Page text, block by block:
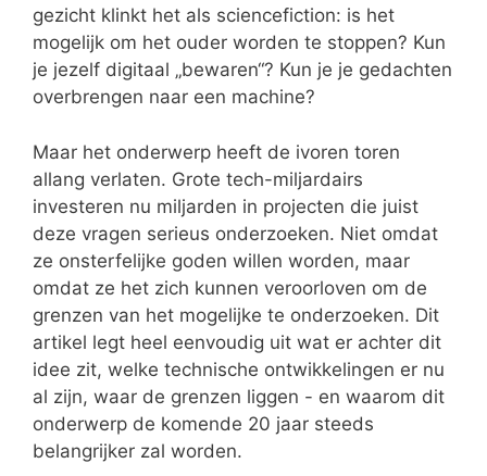
gezicht klinkt het als sciencefiction: is het
mogelijk om het ouder worden te stoppen? Kun
je jezelf digitaal „bewaren“? Kun je je gedachten
overbrengen naar een machine?
Maar het onderwerp heeft de ivoren toren
allang verlaten. Grote tech-miljardairs
investeren nu miljarden in projecten die juist
deze vragen serieus onderzoeken. Niet omdat
ze onsterfelijke goden willen worden, maar
omdat ze het zich kunnen veroorloven om de
grenzen van het mogelijke te onderzoeken. Dit
artikel legt heel eenvoudig uit wat er achter dit
idee zit, welke technische ontwikkelingen er nu
al zijn, waar de grenzen liggen - en waarom dit
onderwerp de komende 20 jaar steeds
belangrijker zal worden.